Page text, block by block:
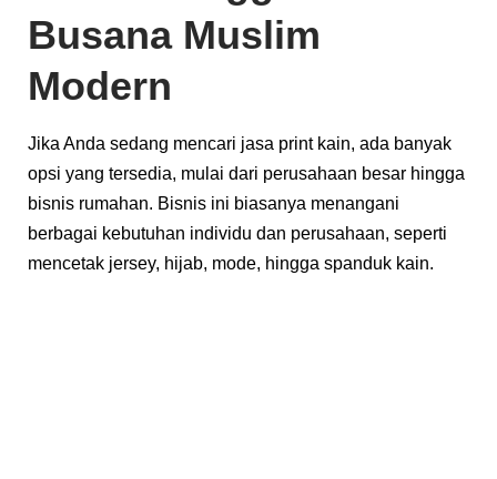
Busana Muslim
Modern
Jika Anda sedang mencari jasa print kain, ada banyak
opsi yang tersedia, mulai dari perusahaan besar hingga
bisnis rumahan. Bisnis ini biasanya menangani
berbagai kebutuhan individu dan perusahaan, seperti
mencetak jersey, hijab, mode, hingga spanduk kain.